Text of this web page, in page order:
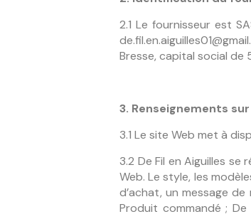
2.1 Le fournisseur est
Bresse, capital social de
3. Renseignements
3.1 Le site Web met à
3.2 De Fil en Aiguilles
Web. Le style, les
d’achat, un message
Produit commandé ;